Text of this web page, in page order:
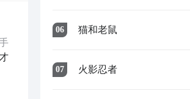
06 猫和老鼠
07 火影忍者